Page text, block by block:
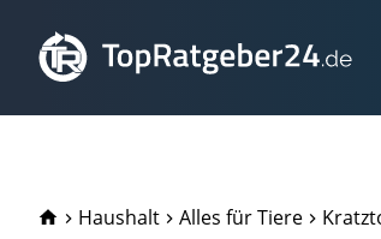
TopRatgeber24.de
Haushalt Alles für Tiere